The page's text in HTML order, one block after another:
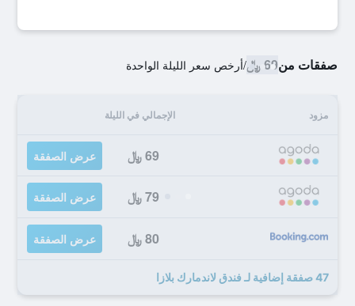
صفقات من69 ﷼ /أرخص سعر الليلة الواحدة
مزود الإجمالي في الليلة
69 ﷼ عرض الصفقة
79 ﷼ عرض الصفقة
80 ﷼ عرض الصفقة
47 صفقة إضافية لـ فندق لاندمارك بلازا